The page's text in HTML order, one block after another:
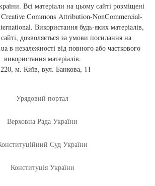
Всі матеріали на цьому сайті розміщені
Creative Commons Attribution-NonCommercial-
. Використання будь-яких матеріалів,
дозволяється за умови посилання на
в незалежності від повного або часткового
використання матеріалів.
м. Київ, вул. Банкова, 11
Урядовий портал
Верховна Рада України
Суд України
Конституція України